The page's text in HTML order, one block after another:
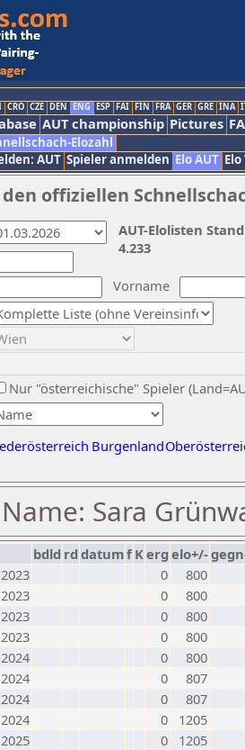
CRO CZE DEN ENG ESP FAI FIN FRA GER GRE INA
AUT championship Pictures
Elozahl
AUT Spieler anmelden Elo AUT
offiziellen
Vorname
Nur "österreichische" Spieler
Burgenland
AUT-Elolisten
4.233
Sara
bdld rd datumf Kerg elo+/-
0
800
0
800
0
800
0
800
0
800
0
807
0
807
0
1205
0
1205